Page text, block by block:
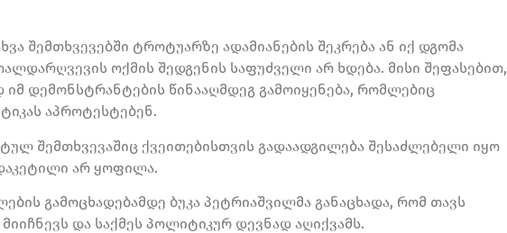
შემთხვევებში ტროტუარზე ადამიანების შეკრება ან იქ დგომა
ოქმის შედგენის საფუძველი არ ხდება. მისი შეფასებით,
იმ დემონსტრანტების წინააღმდეგ გამოიყენება, რომლებიც
აპროტესტებენ.
შემთხვევაშიც ქვეითებისთვის გადაადგილება შესაძლებელი იყო
არ ყოფილა.
გამოცხადებამდე ბუკა პეტრიაშვილმა განაცხადა, რომ თავს
და საქმეს პოლიტიკურ დევნად აღიქვამს.